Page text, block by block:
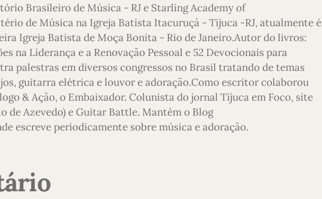
Brasileiro de Música - RJ e Starling Academy of
de Música na Igreja Batista Itacuruçá - Tijuca -RJ, atualmente é
Igreja Batista de Moça Bonita - Rio de Janeiro.Autor do livros:
na Liderança e a Renovação Pessoal e 52 Devocionais para
palestras em diversos congressos no Brasil tratando de temas
guitarra elétrica e louvor e adoração.Como escritor colaborou
& Ação, o Embaixador. Colunista do jornal Tijuca em Foco, site
de Azevedo) e Guitar Battle. Mantém o Blog
escreve periodicamente sobre música e adoração.